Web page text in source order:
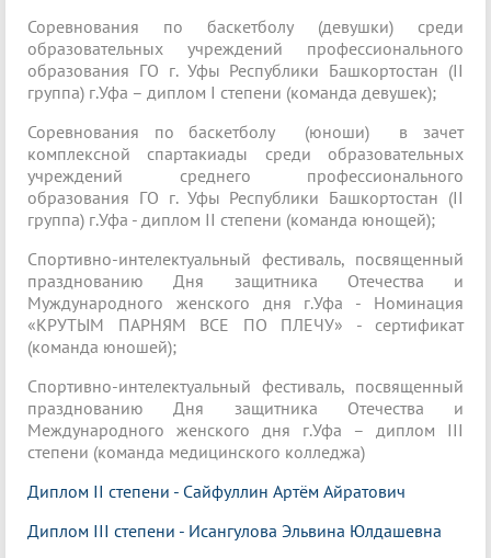
Соревнования по баскетболу (девушки) среди
образовательных учреждений профессионального
образования ГО г. Уфы Республики Башкортостан (II
группа) г.Уфа – диплом I степени (команда девушек);
Соревнования по баскетболу (юноши) в зачет
комплексной спартакиады среди образовательных
учреждений среднего профессионального
образования ГО г. Уфы Республики Башкортостан (II
группа) г.Уфа - диплом II степени (команда юнощей);
Спортивно-интелектуальный фестиваль, посвященный
празднованию Дня защитника Отечества и
Муждународного женского дня г.Уфа - Номинация
«КРУТЫМ ПАРНЯМ ВСЕ ПО ПЛЕЧУ» - сертификат
(команда юношей);
Спортивно-интелектуальный фестиваль, посвященный
празднованию Дня защитника Отечества и
Международного женского дня г.Уфа – диплом III
степени (команда медицинского колледжа)
Диплом II степени - Сайфуллин Артём Айратович
Диплом III степени - Исангулова Эльвина Юлдашевна